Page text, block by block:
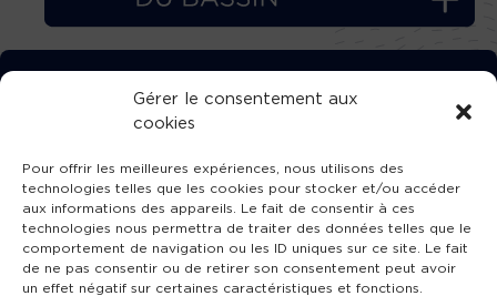
Gérer le consentement aux
cookies
Pour offrir les meilleures expériences, nous utilisons des
technologies telles que les cookies pour stocker et/ou accéder
aux informations des appareils. Le fait de consentir à ces
technologies nous permettra de traiter des données telles que le
comportement de navigation ou les ID uniques sur ce site. Le fait
de ne pas consentir ou de retirer son consentement peut avoir
un effet négatif sur certaines caractéristiques et fonctions.
TÉLÉCHARGEZ GRATUITEMENT
L’APPLICATION TVBA !
SUIVEZ-NOUS !